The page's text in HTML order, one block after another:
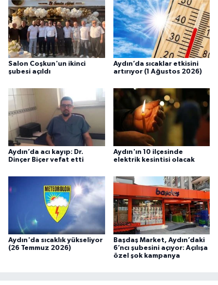
Salon Coşkun'un ikinci
şubesi açıldı
Aydın’da sıcaklar etkisini
artırıyor (1 Ağustos 2026)
Aydın’da acı kayıp: Dr.
Dinçer Biçer vefat etti
Aydın'ın 10 ilçesinde
elektrik kesintisi olacak
Aydın'da sıcaklık yükseliyor
(26 Temmuz 2026)
Başdaş Market, Aydın’daki
6’ncı şubesini açıyor: Açılışa
özel şok kampanya